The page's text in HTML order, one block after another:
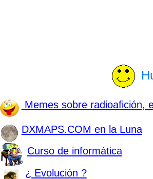
Memes sobre radioafición,
DXMAPS.COM en la Luna
Curso de informática
¿ Evolución ?